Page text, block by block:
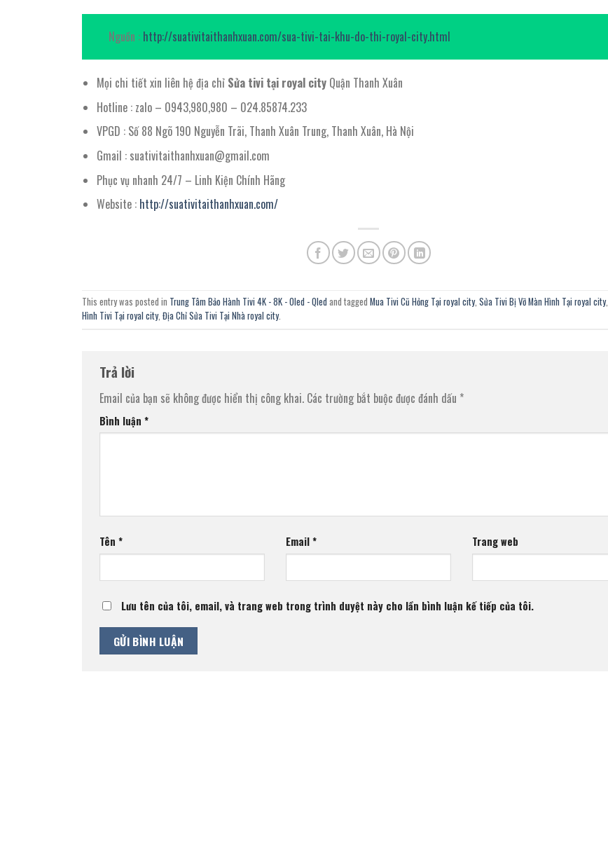
Nguồn : http://suativitaithanhxuan.com/sua-tivi-tai-khu-do-thi-royal-city.html
Mọi chi tiết xin liên hệ địa chỉSửa tivi tại royal cityQuận Thanh Xuân
Hotline : zalo – 0943,980,980 – 024.85874.233
VPGD : Số 88 Ngõ 190 Nguyễn Trãi, Thanh Xuân Trung, Thanh Xuân, Hà Nội
Gmail : suativitaithanhxuan@gmail.com
Phục vụ nhanh 24/7 – Linh Kiện Chính Hãng
Website : http://suativitaithanhxuan.com/
This entry was posted in Trung Tâm Bảo Hành Tivi 4K - 8K - Oled - Qled and tagged Mua Tivi Cũ Hỏng Tại royal city, Sửa Tivi Bị Vỡ Màn Hình Tại royal city,
Hình Tivi Tại royal city, Địa Chỉ Sửa Tivi Tại Nhà royal city.
Trả lời
Email của bạn sẽ không được hiển thị công khai. Các trường bắt buộc được đánh dấu *
Bình luận *
Tên * Email* Trang web
Lưu tên của tôi, email, và trang web trong trình duyệt này cho lần bình luận kế tiếp của tôi.